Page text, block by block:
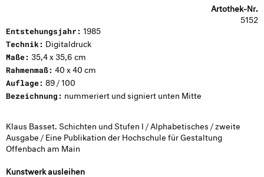
Artothek-Nr.
5152
Entstehungsjahr: 1985
Technik: Digitaldruck
Maße: 35,4 x 35,6 cm
Rahmenmaß: 40 x 40 cm
Auflage: 89 / 100
Bezeichnung: nummeriert und signiert unten Mitte
Klaus Basset. Schichten und Stufen I / Alphabetisches / zweite
Ausgabe / Eine Publikation der Hochschule für Gestaltung
Offenbach am Main
Kunstwerk ausleihen